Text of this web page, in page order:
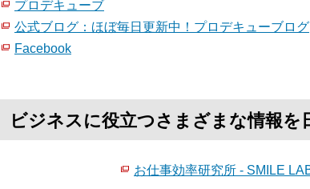
プロデキューブ
公式ブログ：ほぼ毎日更新中！プロデキューブログ
Facebook
ビジネスに役立つさまざまな情報を
お仕事効率研究所 - SMILE